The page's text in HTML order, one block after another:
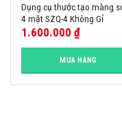
Dụng cụ thước tạo màng
4 mặt SZQ-4 Không Gỉ
1.600.000 ₫
MUA HÀNG